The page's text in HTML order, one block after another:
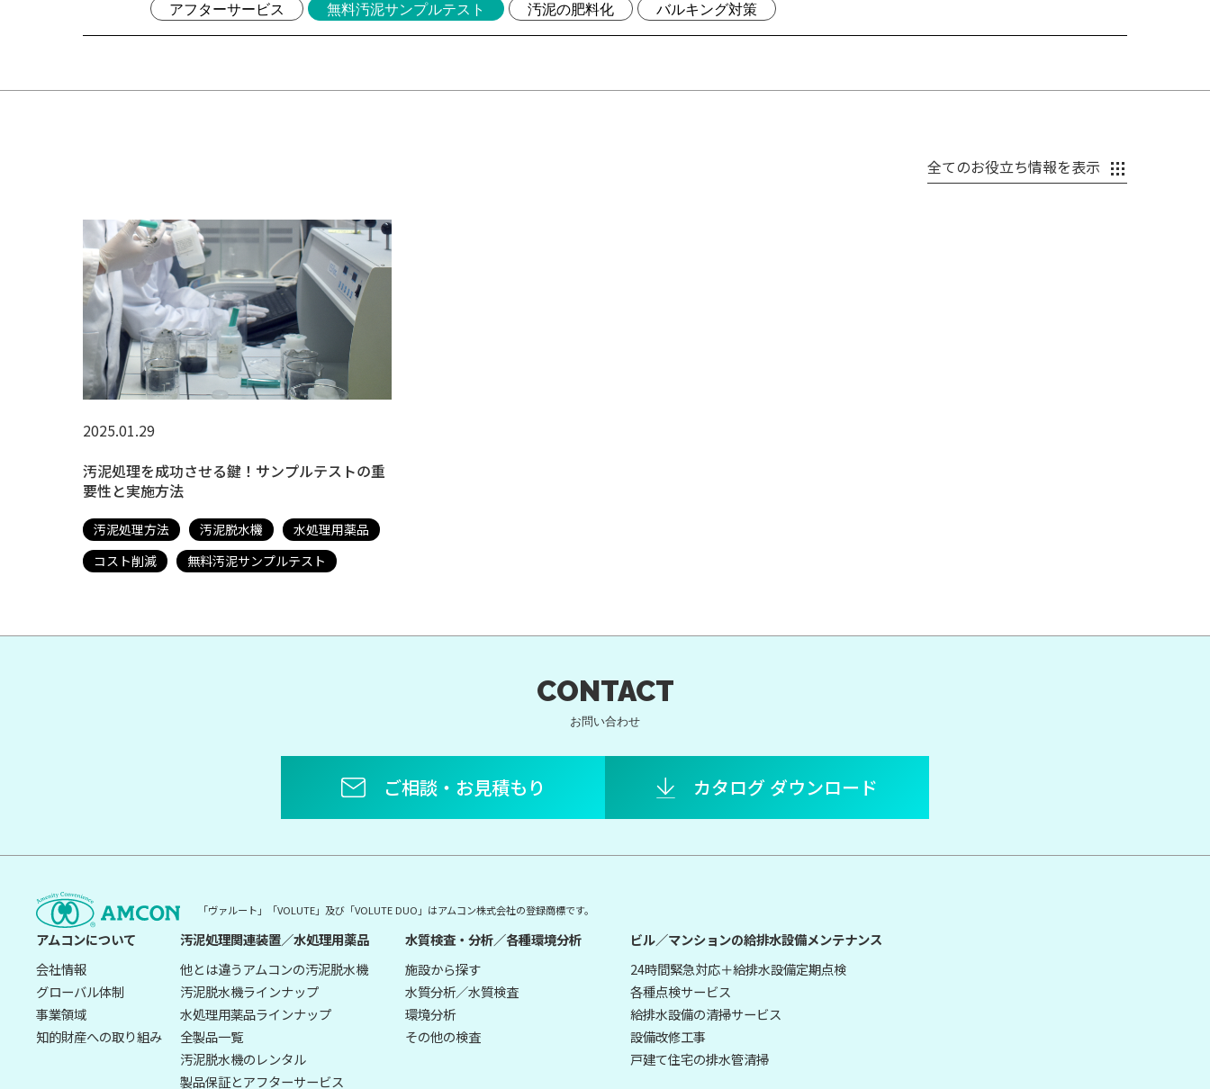
アフターサービス 無料汚泥サンプルテスト 汚泥の肥料化 バルキング対策
全てのお役立ち情報を表示
2025.01.29
汚泥処理を成功させる鍵！サンプルテストの重
要性と実施方法
汚泥処理方法 汚泥脱水機
水処理用薬品
コスト削減
無料汚泥サンプルテスト
CONTACT
お問い合わせ
ご相談・お見積もり カタログ ダウンロード
「ヴァルート」「VOLUTE」及び「VOLUTE DUO」はアムコン株式会社の登録商標です。
アムコンについて
会社情報
グローバル体制
事業領域
知的財産への取り組み
汚泥処理関連装置／水処理用薬品
他とは違うアムコンの汚泥脱水機
汚泥脱水機ラインナップ
水処理用薬品ラインナップ
全製品一覧
汚泥脱水機のレンタル
製品保証とアフターサービス
水質検査・分析／各種環境分析
施設から探す
水質分析／水質検査
環境分析
その他の検査
ビル／マンションの給排水設備メンテナンス
24時間緊急対応＋給排水設備定期点検
各種点検サービス
給排水設備の清掃サービス
設備改修工事
戸建て住宅の排水管清掃